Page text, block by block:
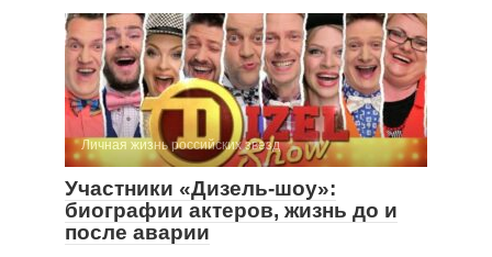
Личная жизнь российских звезд
Участники «Дизель-шоу»:
биографии актеров, жизнь до и
после аварии